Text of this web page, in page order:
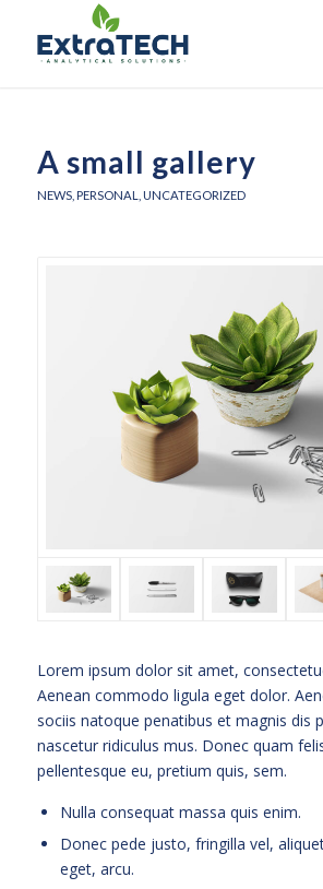
A small gallery
NEWS, PERSONAL UNCATEGORIZED
Lorem ipsum dolor sit amet,
Aenean commodo ligula eget dolor.
sociis natoque penatibus et magnis dis
nascetur ridiculus mus. Donec quam
pellentesque eu, pretium quis, sem.
Nulla consequat massa quis enim.
Donec pede justo, fringilla vel,
eget, arcu.